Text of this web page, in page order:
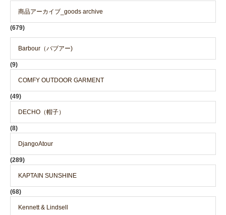
商品アーカイブ_goods archive
(679)
Barbour（バブアー)
(9)
COMFY OUTDOOR GARMENT
(49)
DECHO（帽子）
(8)
DjangoAtour
(289)
KAPTAIN SUNSHINE
(68)
Kennett & Lindsell